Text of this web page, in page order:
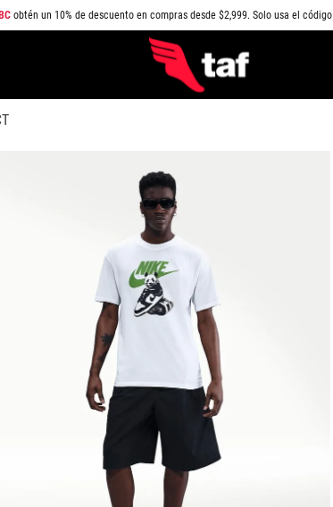
obtén un 10% de descuento en compras desde $2,999. Solo usa el código
TÉRMINOS MÁS BUSCADOS
AIR FORCE 1
JORDAN
SPEEDCAT
SPEZIAL
JORDAN 1
PUMA SPEEDCAT
CAMPUS
10. AIR MAX